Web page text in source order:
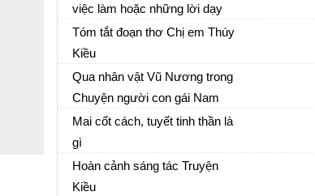
việc làm hoặc những lời dạy
bảo giản dị mà sâu sắc của
người bà kính yêu
Luyện nói tự sự kết hợp với nghị luận và miêu tả
Tóm tắt đoạn thơ Chị em Thúy
Kiều
Tóm tắt đoạn trích Chị em Thúy Kiều ngắn nhất
Qua nhân vật Vũ Nương trong
Chuyện người con gái Nam
Xương, em có suy nghĩ gì về
thân phận phụ nữ xưa?
Suy nghĩ về thân phận người phụ nữ trong xã
Mai cốt cách, tuyết tinh thần là
gì
Em giải thích cụm từ “ mai cốt cách, tuyết tinh
Hoàn cảnh sáng tác Truyện
Kiều